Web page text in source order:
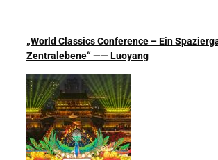
„World Classics Conference – Ein
Zentralebene“ —— Luoyang